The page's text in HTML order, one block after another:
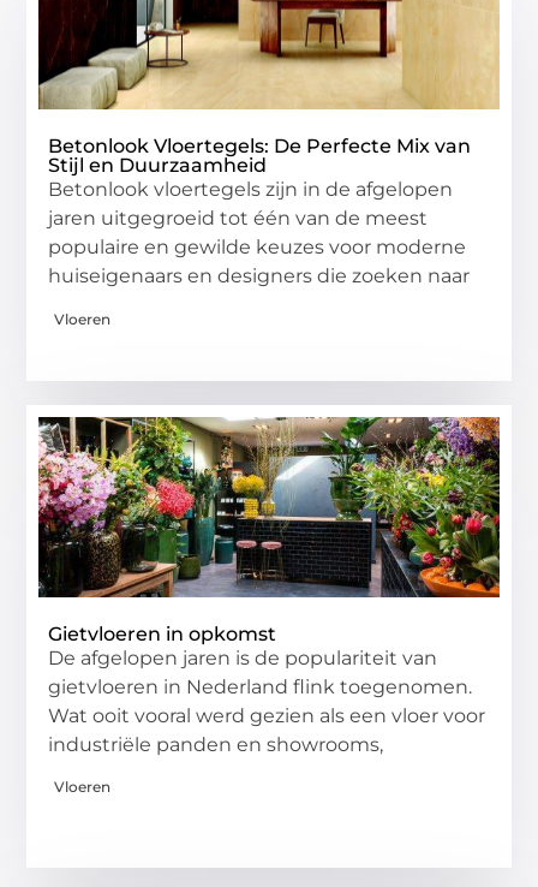
Betonlook Vloertegels: De Perfecte Mix van
Stijl en Duurzaamheid
Betonlook vloertegels zijn in de afgelopen
jaren uitgegroeid tot één van de meest
populaire en gewilde keuzes voor moderne
huiseigenaars en designers die zoeken naar
Vloeren
Gietvloeren in opkomst
De afgelopen jaren is de populariteit van
gietvloeren in Nederland flink toegenomen.
Wat ooit vooral werd gezien als een vloer voor
industriële panden en showrooms,
Vloeren